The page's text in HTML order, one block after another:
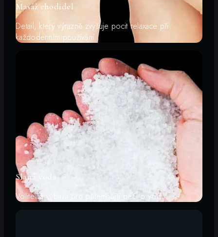
Masáž chodidel
Detail, který výrazně zvyšuje pocit relaxace při
každodenním používání.
Slaná voda
Volitelná výbava pro příjemnější péči o vodu.